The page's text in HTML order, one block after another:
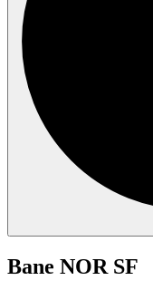
Bane NOR SF